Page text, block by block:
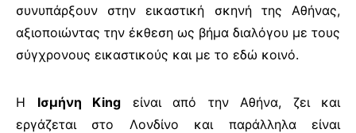
συνυπάρξουν στην εικαστική σκηνή της Aθήνας,
αξιοποιώντας την έκθεση ως βήμα διαλόγου με τους
σύγχρονους εικαστικούς και με το εδώ κοινό.
H Ισμήνη King είναι από την Αθήνα, ζει και
εργάζεται στο Λονδίνο και παράλληλα είναι